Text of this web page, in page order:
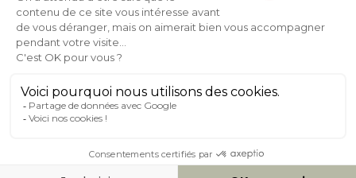
SOCIAL NETWORK
© 2007-2026 Miliboo
Tous droits réservés